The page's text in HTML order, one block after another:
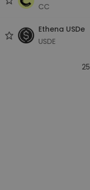
CC
Ethena USDe
USDE
25